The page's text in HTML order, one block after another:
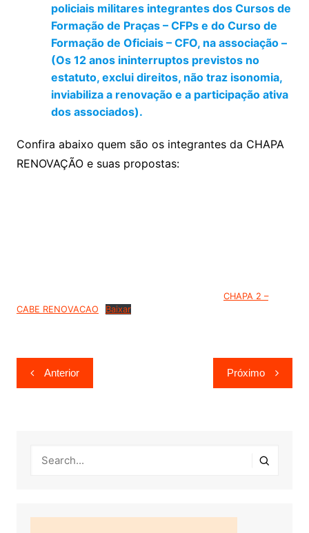
policiais militares integrantes dos Cursos de
Formação de Praças – CFPs e do Curso de
Formação de Oficiais – CFO, na associação –
(Os 12 anos ininterruptos previstos no
estatuto, exclui direitos, não traz isonomia,
inviabiliza a renovação e a participação ativa
dos associados).
Confira abaixo quem são os integrantes da CHAPA
RENOVAÇÃO e suas propostas:
CHAPA 2 –
CABE RENOVACAO
Baixar
Navegação
de
Anterior Próximo